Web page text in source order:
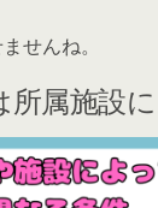
せんね。
属施設